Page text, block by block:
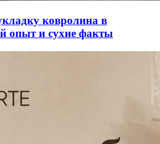
ковролина в
опыт и сухие факты